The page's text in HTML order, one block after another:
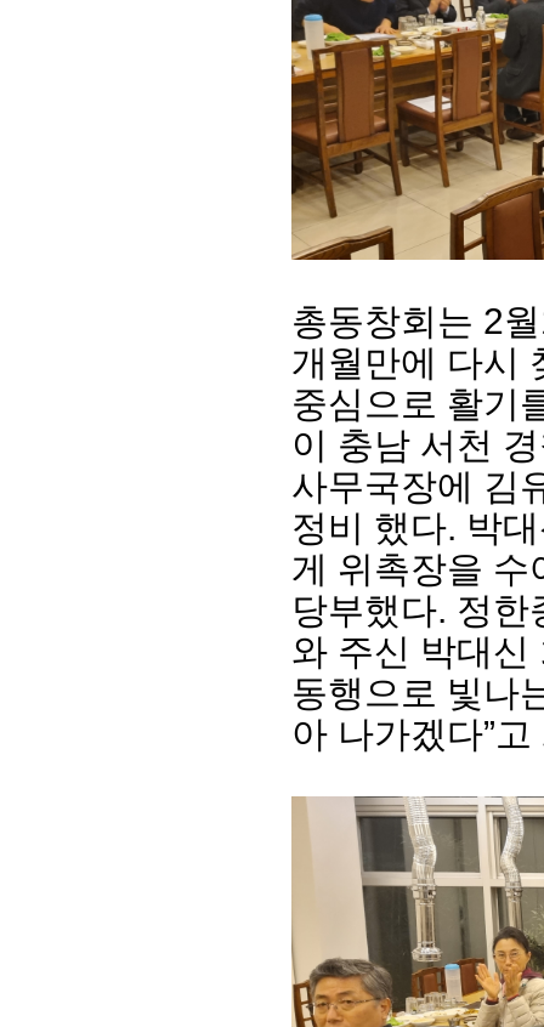
이사장 인사말
임원 현황
연혁·사업실적
총동창
모교 소
지부·
동창회
포토뉴
영상갤
총동창회는 2
개월만에 다시
중심으로 활기
이 충남 서천
사무국장에 김
정비 했다. 박
게 위촉장을 수
당부했다. 정한
와 주신 박대신
동행으로 빛나
아 나가겠다”